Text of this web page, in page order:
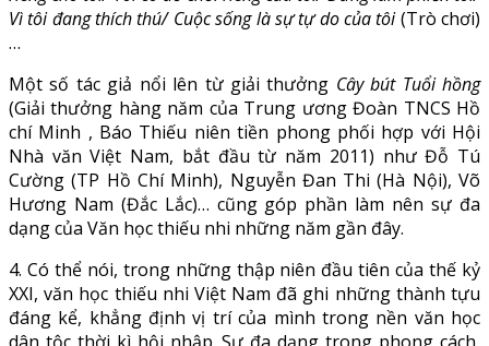
Vì tôi đang thích thú/ Cuộc sống là sự tự do của tôi(Trò chơi)
…
Một số tác giả nổi lên từ giải thưởng Cây bút Tuổi hồng
(Giải thưởng hàng năm của Trung ương Đoàn TNCS Hồ
chí Minh , Báo Thiếu niên tiền phong phối hợp với Hội
Nhà văn Việt Nam, bắt đầu từ năm 2011) như Đỗ Tú
Cường (TP Hồ Chí Minh), Nguyễn Đan Thi (Hà Nội), Võ
Hương Nam (Đắc Lắc)… cũng góp phần làm nên sự đa
dạng của Văn học thiếu nhi những năm gần đây.
4. Có thể nói, trong những thập niên đầu tiên của thế kỷ
XXI, văn học thiếu nhi Việt Nam đã ghi những thành tựu
đáng kể, khẳng định vị trí của mình trong nền văn học